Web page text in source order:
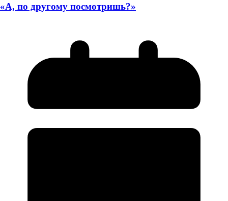
«А, по другому посмотришь?»